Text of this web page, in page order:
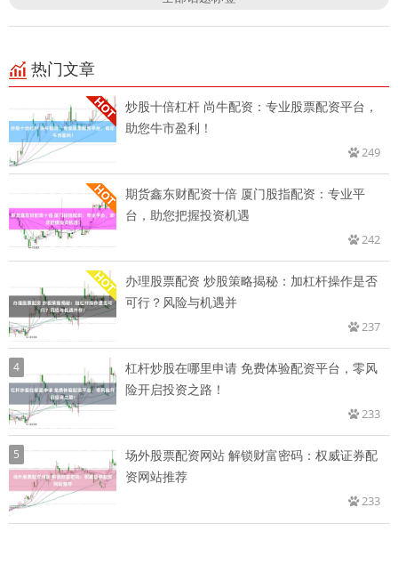
热门文章
炒股十倍杠杆 尚牛配资：专业股票配资平台，
助您牛市盈利！
249
期货鑫东财配资十倍 厦门股指配资：专业平
台，助您把握投资机遇
242
办理股票配资 炒股策略揭秘：加杠杆操作是否
可行？风险与机遇并
237
4
杠杆炒股在哪里申请 免费体验配资平台，零风
险开启投资之路！
233
5
场外股票配资网站 解锁财富密码：权威证券配
资网站推荐
233